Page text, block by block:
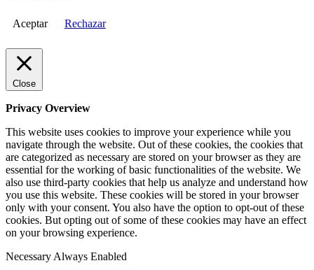
Aceptar Rechazar
Close
Privacy Overview
This website uses cookies to improve your experience while you
navigate through the website. Out of these cookies, the cookies that
are categorized as necessary are stored on your browser as they are
essential for the working of basic functionalities of the website. We
also use third-party cookies that help us analyze and understand how
you use this website. These cookies will be stored in your browser
only with your consent. You also have the option to opt-out of these
cookies. But opting out of some of these cookies may have an effect
on your browsing experience.
NecessaryAlways Enabled